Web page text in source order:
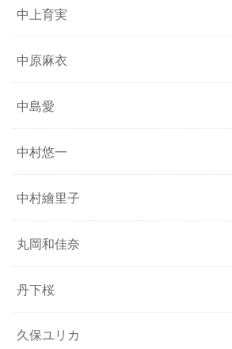
中上育実
中原麻衣
中島愛
中村悠一
中村繪里子
丸岡和佳奈
丹下桜
久保ユリカ